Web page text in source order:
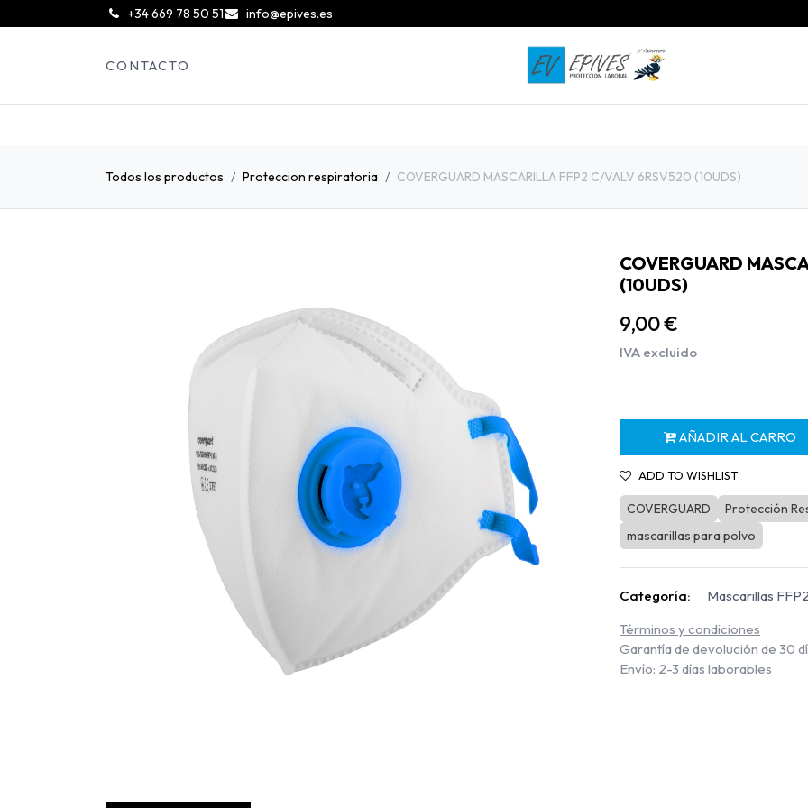
+34 669 78 50 51 info@epives.es
CONTACTO
Todos los productos Proteccion respiratoria COVERGUARD MASCARILLA FFP2 C/VALV 6RSV520 (10UDS)
COVERGUARD
(10UDS)
9,00€
IVA excluido
AÑADIR AL CARRO
ADD TO WISHLIST
COVERGUARD
Protección
mascarillas para polvo
Categoría:
Mascarillas FFP2
Términos y condiciones
Garantía de devolución de 30
Envío: 2-3 días laborables